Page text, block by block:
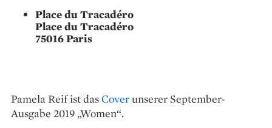
Place du Tracadéro
Place du Tracadéro
75016 Paris
Pamela Reif ist dasCoverunserer September-
Ausgabe 2019 „Women“.